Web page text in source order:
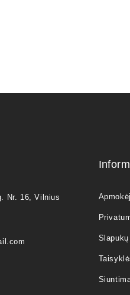
Nr. 16, Vilnius